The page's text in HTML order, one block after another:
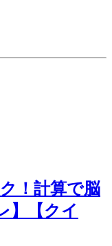
ク！計算で脳
】【クイ